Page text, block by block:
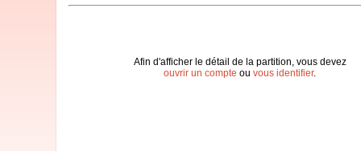
Afin d'afficher le détail de la partition, vous devez
ouvrir un compte ou vous identifier.